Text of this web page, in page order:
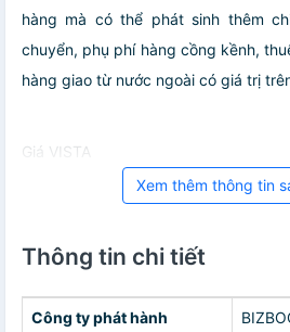
hàng mà có thể phát sinh thêm
chuyển, phụ phí hàng cồng kềnh,
hàng giao từ nước ngoài có giá trị
Giá VISTA
Xem thêm thông tin
Thông tin chi tiết
Công ty phát hành